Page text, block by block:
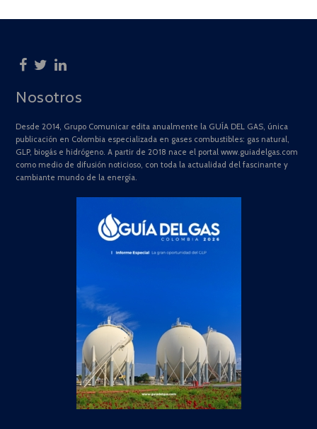
Nosotros
Desde 2014, Grupo Comunicar edita anualmente la GUÍA DEL GAS, única
publicación en Colombia especializada en gases combustibles: gas natural,
GLP, biogás e hidrógeno. A partir de 2018 nace el portal www.guiadelgas.com
como medio de difusión noticioso, con toda la actualidad del fascinante y
cambiante mundo de la energía.